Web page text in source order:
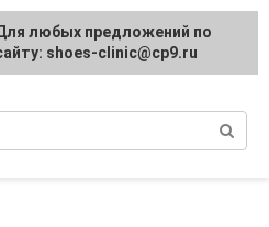
и
любых предложений по
shoes-clinic@cp9.ru